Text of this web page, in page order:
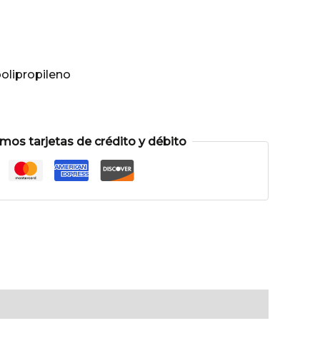
tarjetas de crédito y débito